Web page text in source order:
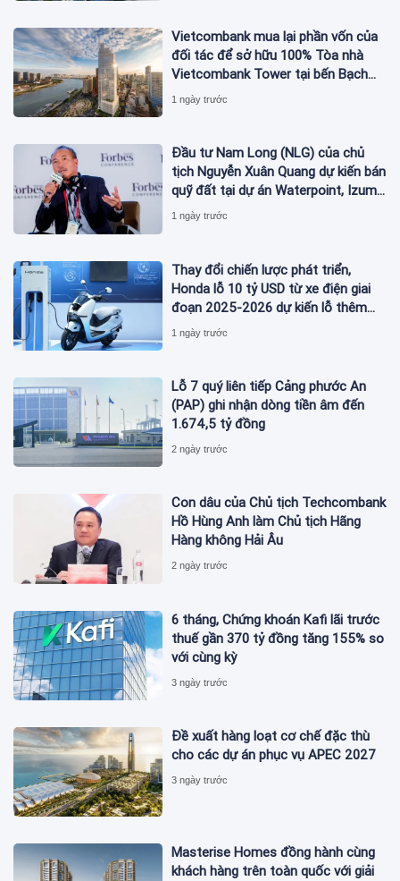
Vietcombank mua lại phần vốn của
đối tác để sở hữu 100% Tòa nhà
Vietcombank Tower tại bến Bạch
Đằng
1 ngày trước
Đầu tư Nam Long (NLG) của chủ
tịch Nguyễn Xuân Quang dự kiến bán
quỹ đất tại dự án Waterpoint, Izumi
City
1 ngày trước
Thay đổi chiến lược phát triển,
Honda lỗ 10 tỷ USD từ xe điện giai
đoạn 2025-2026 dự kiến lỗ thêm
3,3 tỷ USD giai đoạn 2026-2027
1 ngày trước
Lỗ 7 quý liên tiếp Cảng phước An
(PAP) ghi nhận dòng tiền âm đến
1.674,5 tỷ đồng
2 ngày trước
Con dâu của Chủ tịch Techcombank
Hồ Hùng Anh làm Chủ tịch Hãng
Hàng không Hải Âu
2 ngày trước
6 tháng, Chứng khoán Kafi lãi trước
thuế gần 370 tỷ đồng tăng 155% so
với cùng kỳ
3 ngày trước
Đề xuất hàng loạt cơ chế đặc thù
cho các dự án phục vụ APEC 2027
3 ngày trước
Masterise Homes đồng hành cùng
khách hàng trên toàn quốc với giải